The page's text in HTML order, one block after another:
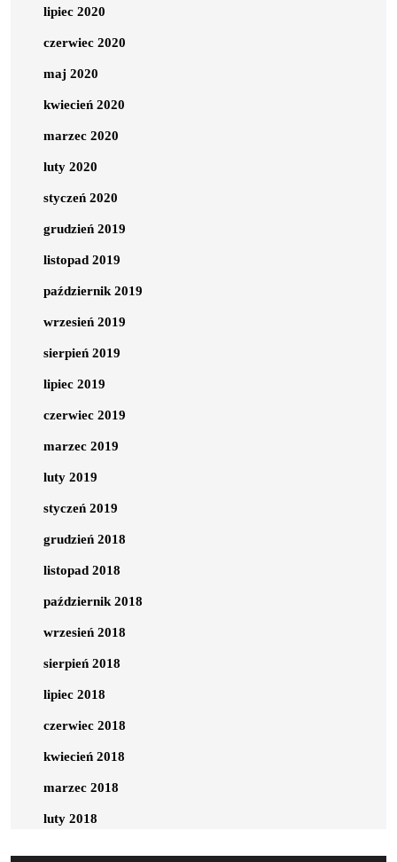
lipiec 2020
czerwiec 2020
maj 2020
kwiecień 2020
marzec 2020
luty 2020
styczeń 2020
grudzień 2019
listopad 2019
październik 2019
wrzesień 2019
sierpień 2019
lipiec 2019
czerwiec 2019
marzec 2019
luty 2019
styczeń 2019
grudzień 2018
listopad 2018
październik 2018
wrzesień 2018
sierpień 2018
lipiec 2018
czerwiec 2018
kwiecień 2018
marzec 2018
luty 2018